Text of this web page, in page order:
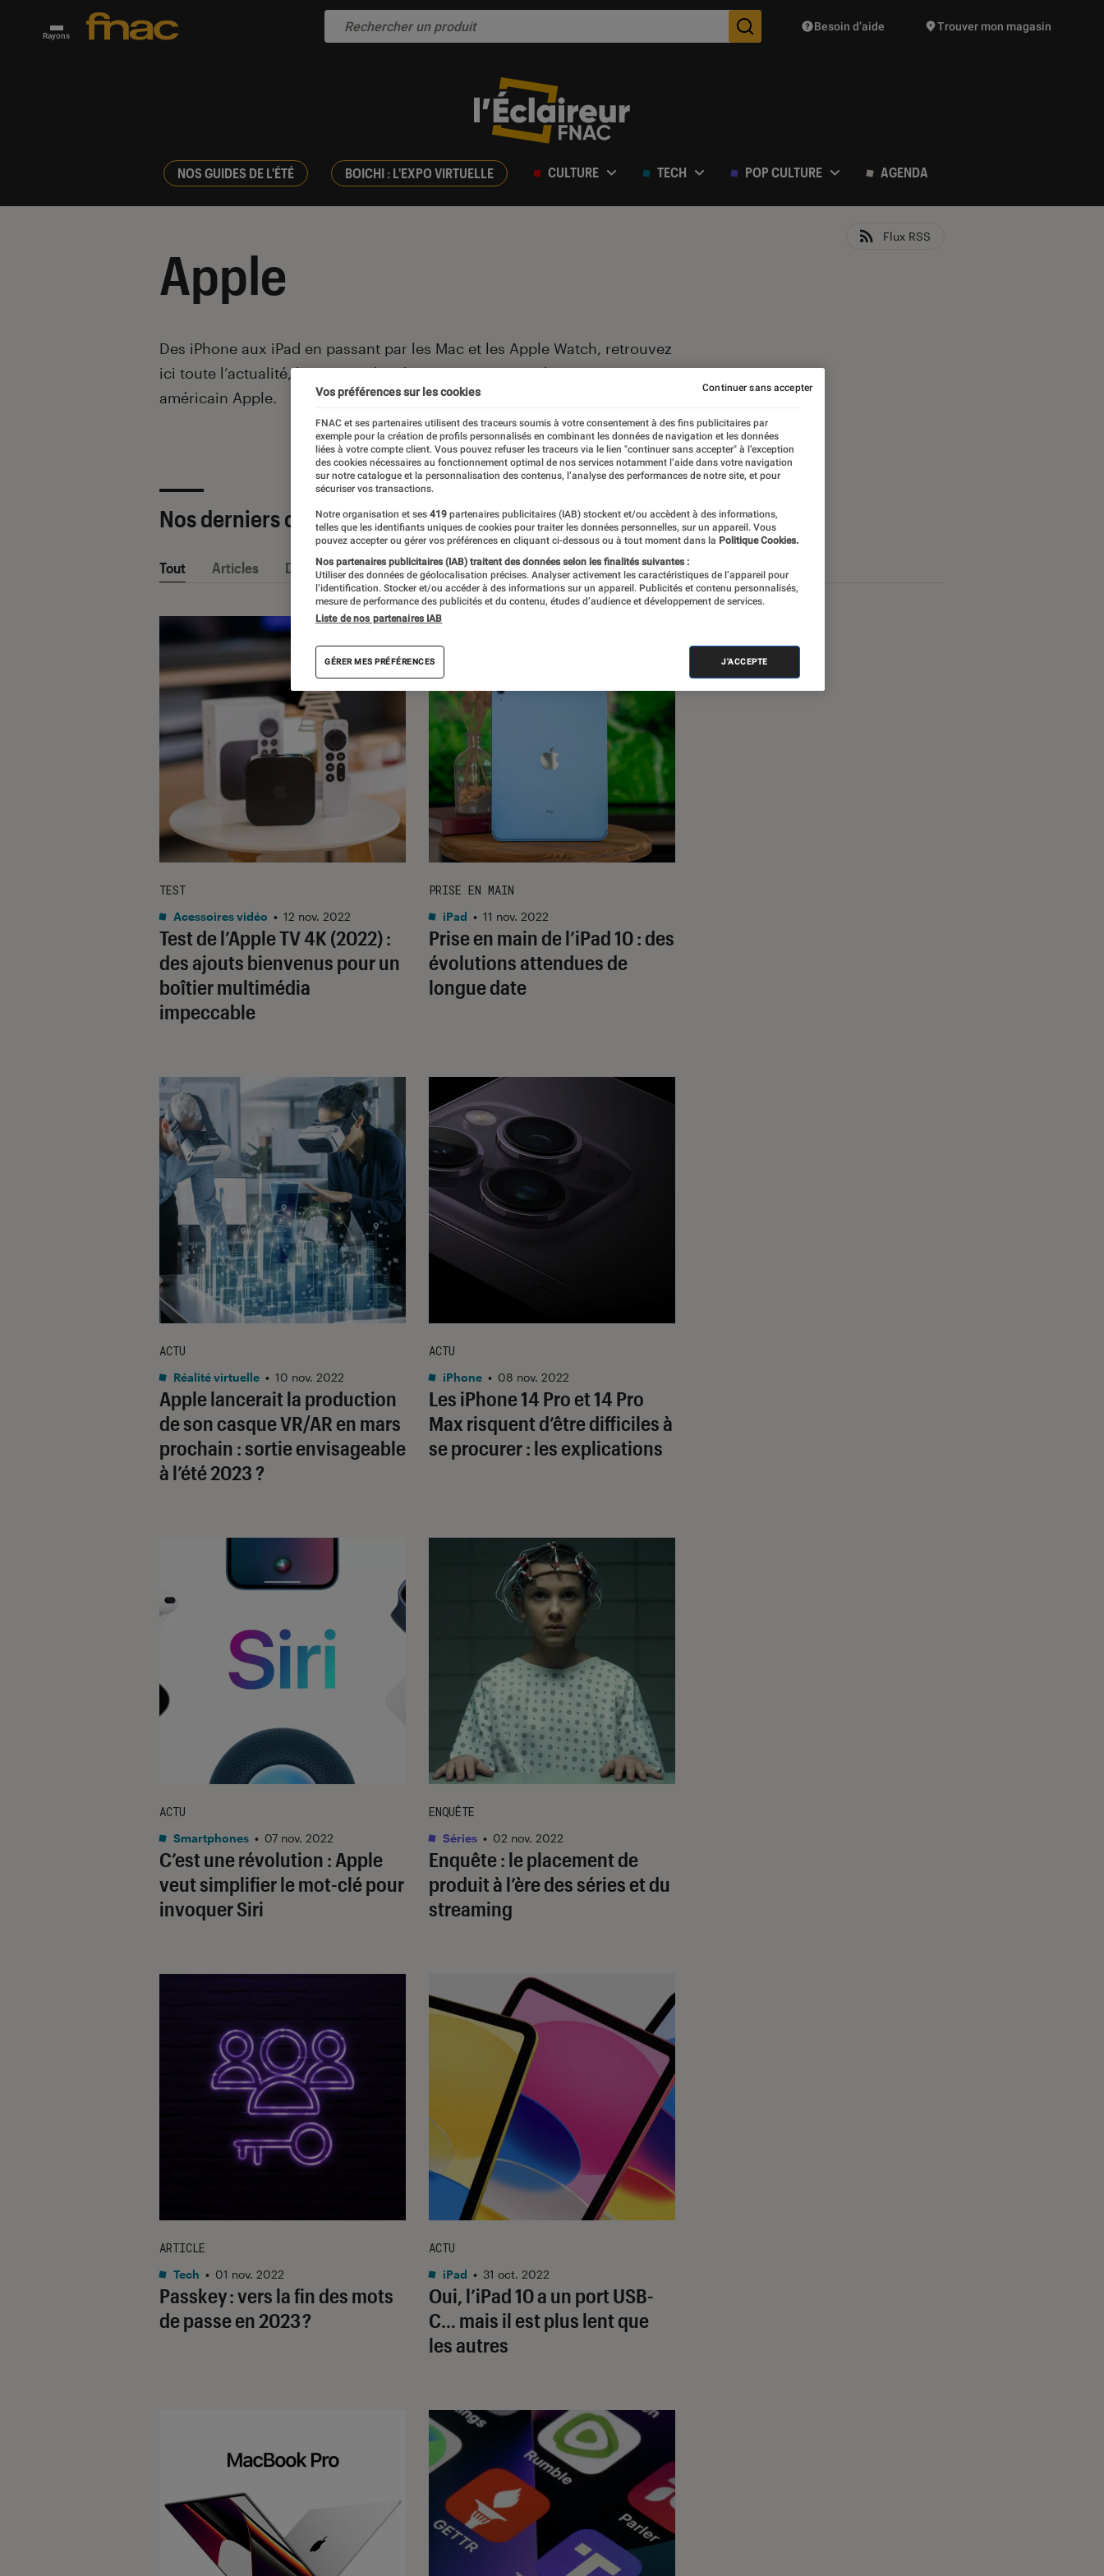
Rayons Des suggestions de produits vont vous être proposées
Besoin d’aide Trouver mon magasin
NOS GUIDES DE L'ÉTÉ BOICHI : L'EXPO VIRTUELLE CULTURE TECH POP CULTURE AGENDA
Apple
Flux RSS
Introduction
Des iPhone aux iPad en passant par les Mac et les Apple Watch, retrouvez
ici toute l’actualité, les tests et les dossiers concernant le constructeur
américain Apple.
Nos derniers contenus
Tout Articles Dossiers Sélections et guides Tests Produits
Test de l’Apple TV 4K (2022) :
des ajouts bienvenus pour un
boîtier multimédia
impeccable
TEST
Acessoires vidéo • 12 nov. 2022
Prise en main de l’iPad 10 : des
évolutions attendues de
longue date
PRISE EN MAIN
iPad • 11 nov. 2022
Apple lancerait la production
de son casque VR/AR en mars
prochain : sortie envisageable
à l’été 2023 ?
ACTU
Réalité virtuelle • 10 nov. 2022
Les iPhone 14 Pro et 14 Pro
Max risquent d’être difficiles à
se procurer : les explications
ACTU
iPhone • 08 nov. 2022
C’est une révolution : Apple
veut simplifier le mot-clé pour
invoquer Siri
ACTU
Smartphones • 07 nov. 2022
Enquête : le placement de
produit à l’ère des séries et du
streaming
ENQUÊTE
Séries • 02 nov. 2022
Passkey : vers la fin des mots
de passe en 2023 ?
ARTICLE
Tech • 01 nov. 2022
Oui, l’iPad 10 a un port USB-
C… mais il est plus lent que
les autres
ACTU
iPad • 31 oct. 2022
Vos préférences sur les cookies
FNAC et ses partenaires utilisent des traceurs soumis à votre consentement à des fins publicitaires par
exemple pour la création de profils personnalisés en combinant les données de navigation et les données
liées à votre compte client. Vous pouvez refuser les traceurs via le lien "continuer sans accepter" à l’exception
des cookies nécessaires au fonctionnement optimal de nos services notamment l’aide dans votre navigation
sur notre catalogue et la personnalisation des contenus, l’analyse des performances de notre site, et pour
sécuriser vos transactions.
Notre organisation et ses 419 partenaires publicitaires (IAB) stockent et/ou accèdent à des informations,
telles que les identifiants uniques de cookies pour traiter les données personnelles, sur un appareil. Vous
pouvez accepter ou gérer vos préférences en cliquant ci-dessous ou à tout moment dans la Politique Cookies.
Nos partenaires publicitaires (IAB) traitent des données selon les finalités suivantes :
Utiliser des données de géolocalisation précises. Analyser activement les caractéristiques de l’appareil pour
l’identification. Stocker et/ou accéder à des informations sur un appareil. Publicités et contenu personnalisés,
mesure de performance des publicités et du contenu, études d’audience et développement de services.
Liste de nos partenaires IAB
GÉRER MES PRÉFÉRENCES J'ACCEPTE
Continuer sans accepter